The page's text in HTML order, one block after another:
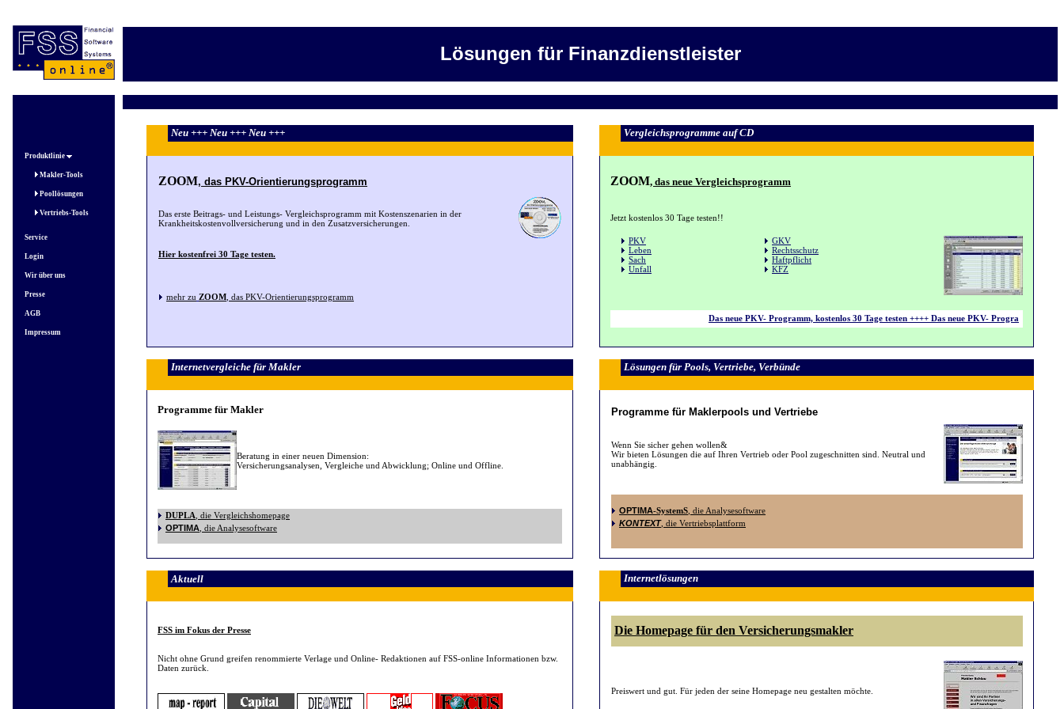
Lösungen für Finanzdienstleister
Produktlinie
Makler-Tools
Poollösungen
Vertriebs-Tools
Service
Login
Wir über uns
Presse
AGB
Impressum
Neu +++ Neu +++ Neu +++
ZOOM, das PKV-Orientierungsprogramm
Das erste Beitrags- und Leistungs- Vergleichsprogramm mit Kostenszenarien in der
Krankheitskostenvollversicherung und in den Zusatzversicherungen.
Hier kostenfrei 30 Tage testen.
mehr zu ZOOM , das PKV-Orientierungsprogramm
Vergleichsprogramme auf CD
ZOOM, das neue Vergleichsprogramm
Jetzt kostenlos 30 Tage testen!!
PKV
Leben
Sach
Unfall
GKV
Rechtsschutz
Haftpflicht
KFZ
Das neue PKV- Programm, kostenlos 30 Tage testen ++++ Das neue PKV- Programm,
Internetvergleiche für Makler
Programme für Makler
Beratung in einer neuen Dimension:
Versicherungsanalysen, Vergleiche und Abwicklung; Online und Offline.
DUPLA
, die Vergleichshomepage
OPTIMA , die Analysesoftware
Lösungen für Pools, Vertriebe, Verbünde
Programme für Maklerpools und Vertriebe
Wenn Sie sicher gehen wollen&
Wir bieten Lösungen die auf Ihren Vertrieb oder Pool zugeschnitten sind. Neutral und
unabhängig.
OPTIMA-SystemS , die Analysesoftware
KONTEXT, die Vertriebsplattform
Aktuell
FSS im Fokus der Presse
Nicht ohne Grund greifen renommierte Verlage und Online- Redaktionen auf FSS-online Informationen bzw.
Daten zurück.
Internetlösungen
Die Homepage für den Versicherungsmakler
Preiswert und gut. Für jeden der seine Homepage neu gestalten möchte.